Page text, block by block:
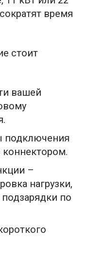
время
стоит
вашей
подключения
коннектором.
–
нагрузки,
по